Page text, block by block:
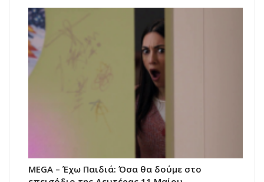
MEGA – Έχω Παιδιά: Όσα θα δούμε στο